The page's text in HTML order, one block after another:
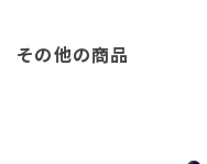
その他の商品